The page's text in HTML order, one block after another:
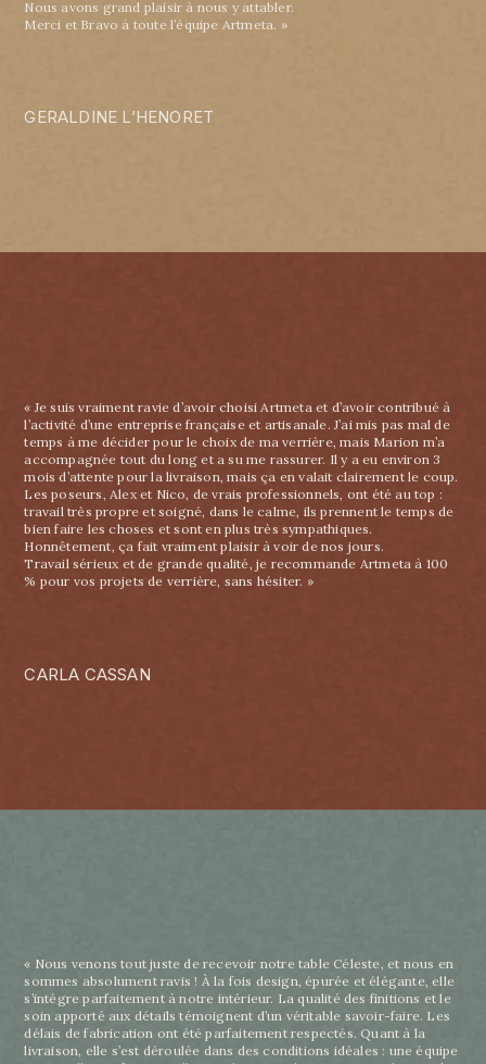
Nous avons grand plaisir à nous y attabler.
Merci et Bravo à toute l’équipe Artmeta. »
GERALDINE L’HENORET
« Je suis vraiment ravie d’avoir choisi Artmeta et d’avoir contribué à
l’activité d’une entreprise française et artisanale. J’ai mis pas mal de
temps à me décider pour le choix de ma verrière, mais Marion m’a
accompagnée tout du long et a su me rassurer. Il y a eu environ 3
mois d’attente pour la livraison, mais ça en valait clairement le coup.
Les poseurs, Alex et Nico, de vrais professionnels, ont été au top :
travail très propre et soigné, dans le calme, ils prennent le temps de
bien faire les choses et sont en plus très sympathiques.
Honnêtement, ça fait vraiment plaisir à voir de nos jours.
Travail sérieux et de grande qualité, je recommande Artmeta à 100
% pour vos projets de verrière, sans hésiter. »
CARLA CASSAN
« Nous venons tout juste de recevoir notre table Céleste, et nous en
sommes absolument ravis ! À la fois design, épurée et élégante, elle
s’intègre parfaitement à notre intérieur. La qualité des finitions et le
soin apporté aux détails témoignent d’un véritable savoir-faire. Les
délais de fabrication ont été parfaitement respectés. Quant à la
livraison, elle s’est déroulée dans des conditions idéales : une équipe